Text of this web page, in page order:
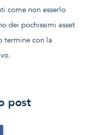
come non esserlo
dei pochissimi asset
termine con la
post